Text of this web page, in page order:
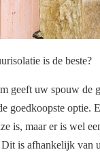
is de beste?
geeft uw spouw de
goedkoopste optie.
is, maar er is wel
is afhankelijk van